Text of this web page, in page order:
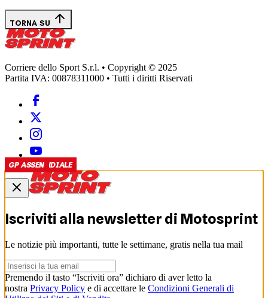
MOTOMONDIALE
MOTO2
MOTO2
MOTO2
GP ASSEN
TORNA SU
Corriere dello Sport S.r.l. • Copyright © 2025
Partita IVA: 00878311000 • Tutti i diritti Riservati
Iscriviti alla newsletter di Motosprint
Le notizie più importanti, tutte le settimane, gratis nella tua mail
Premendo il tasto “Iscriviti ora” dichiaro di aver letto la
nostra Privacy Policy e di accettare le Condizioni Generali di